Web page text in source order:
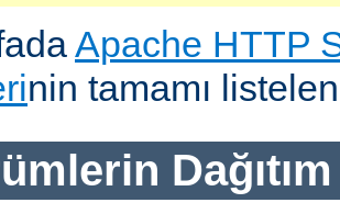
Apache HTTP
nin tamamı